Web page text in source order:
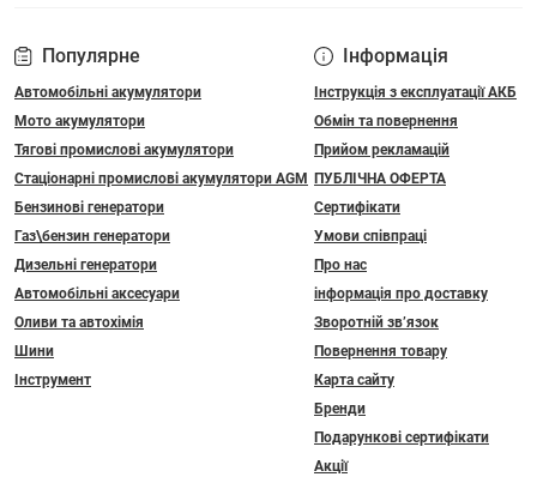
Популярне
Автомобільні акумулятори
Мото акумулятори
Тягові промислові акумулятори
Стаціонарні промислові акумулятори АGM
Бензинові генератори
Газ\бензин генератори
Дизельні генератори
Автомобільні аксесуари
Оливи та автохімія
Шини
Інструмент
Інформація
Інструкція з експлуатації АКБ
Обмін та повернення
Прийом рекламацій
ПУБЛІЧНА ОФЕРТА
Сертифікати
Умови співпраці
Про нас
інформація про доставку
Зворотній зв’язок
Повернення товару
Карта сайту
Бренди
Подарункові сертифікати
Акції